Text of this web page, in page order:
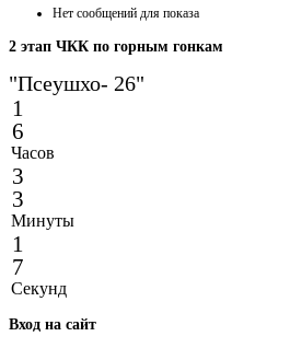
Нет сообщений для показа
2 этап ЧКК по горным гонкам
"Псеушхо- 26"
1
6
Часов
3
3
Минуты
1
7
Секунд
Вход на сайт